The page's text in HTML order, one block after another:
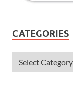
CATEGORIES